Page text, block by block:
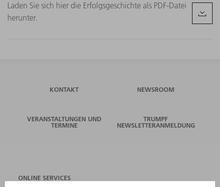
Laden Sie sich hier die Erfolgsgeschichte als PDF-Datei
herunter.
KONTAKT NEWSROOM
VERANSTALTUNGEN UND
TERMINE
TRUMPF
NEWSLETTERANMELDUNG
ONLINE SERVICES